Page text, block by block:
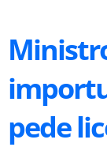
pede